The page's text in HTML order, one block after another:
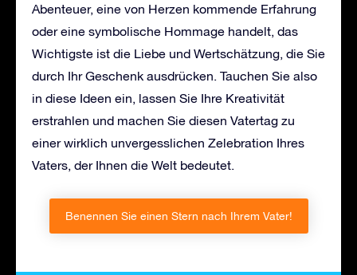
Abenteuer, eine von Herzen kommende Erfahrung
oder eine symbolische Hommage handelt, das
Wichtigste ist die Liebe und Wertschätzung, die Sie
durch Ihr Geschenk ausdrücken. Tauchen Sie also
in diese Ideen ein, lassen Sie Ihre Kreativität
erstrahlen und machen Sie diesen Vatertag zu
einer wirklich unvergesslichen Zelebration Ihres
Vaters, der Ihnen die Welt bedeutet.
Benennen Sie einen Stern nach Ihrem Vater!